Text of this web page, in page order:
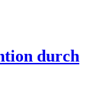
durch